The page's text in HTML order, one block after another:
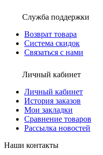
Служба поддержки
Возврат товара
Система скидок
Связаться с нами
Личный кабинет
Личный кабинет
История заказов
Мои закладки
Сравнение товаров
Рассылка новостей
Наши контакты